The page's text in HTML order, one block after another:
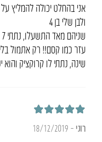
ולבן שלי בן 4
עזר כמו קסם!! רק אתמול
שינה, נתתי לו קרוקציק והוא
רוני –
18/12/2019